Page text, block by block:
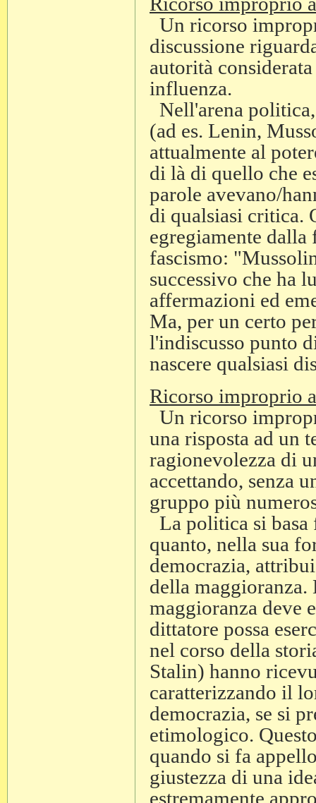
Un ricorso
discussione
autorità
influenza.
Nell'arena
(ad es. Lenin,
attualmente al
di là di quello che
parole avevano/
di qualsiasi critica.
egregiamente
fascismo:
successivo che ha
affermazioni ed
Ma, per un certo
l'indiscusso punto
nascere qualsiasi
Ricorso improprio
Un ricorso
una risposta ad un
ragionevolezza di
accettando, senza
gruppo più
La politica si basa
quanto, nella sua
democrazia,
della maggioranza.
maggioranza deve
dittatore possa
nel corso della
Stalin) hanno
caratterizzando il
democrazia, se si
etimologico.
quando si fa
giustezza di una
estremamente